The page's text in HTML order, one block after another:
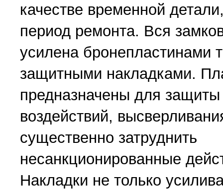
качестве временной
период ремонта. Вся
усилена бронепластинами
защитными накладками.
предназначены для
воздействий,
существенно затруднить
несанкционированные
Накладки не только